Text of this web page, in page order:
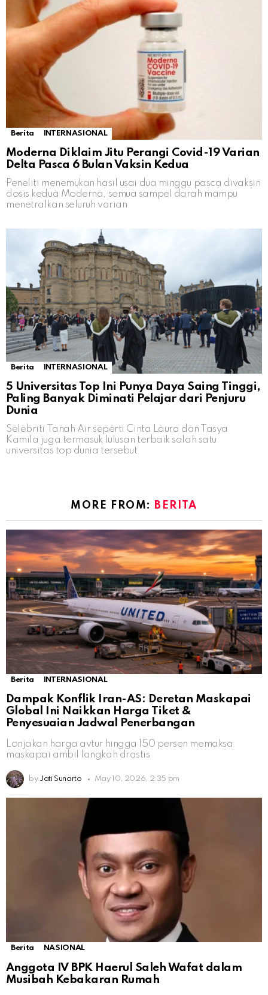
Berita INTERNASIONAL
Moderna Diklaim Jitu Perangi Covid-19 Varian
Delta Pasca 6 Bulan Vaksin Kedua
Peneliti menemukan hasil usai dua minggu pasca divaksin
dosis kedua Moderna, semua sampel darah mampu
menetralkan seluruh varian
Berita INTERNASIONAL
5 Universitas Top Ini Punya Daya Saing Tinggi,
Paling Banyak Diminati Pelajar dari Penjuru
Dunia
Selebriti Tanah Air seperti Cinta Laura dan Tasya
Kamila juga termasuk lulusan terbaik salah satu
universitas top dunia tersebut
MORE FROM: BERITA
Berita INTERNASIONAL
Dampak Konflik Iran-AS: Deretan Maskapai
Global Ini Naikkan Harga Tiket &
Penyesuaian Jadwal Penerbangan
Lonjakan harga avtur hingga 150 persen memaksa
maskapai ambil langkah drastis
by Jati Sunarto May 10, 2026, 2:35 pm
Berita NASIONAL
Anggota IV BPK Haerul Saleh Wafat dalam
Musibah Kebakaran Rumah